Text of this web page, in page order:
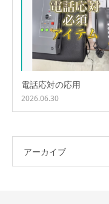
電話応対の応用
2026.06.30
アーカイブ